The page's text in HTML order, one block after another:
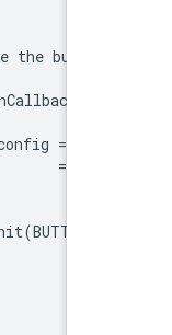
the button.
in_config =
=